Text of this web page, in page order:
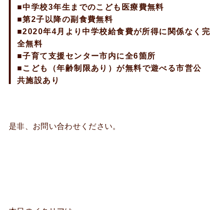
■中学校3年生までのこども医療費無料
■第2子以降の副食費無料
■2020年4月より中学校給食費が所得に関係なく完
全無料
■子育て支援センター市内に全6箇所
■こども（年齢制限あり）が無料で遊べる市営公
共施設あり
是非、お問い合わせください。